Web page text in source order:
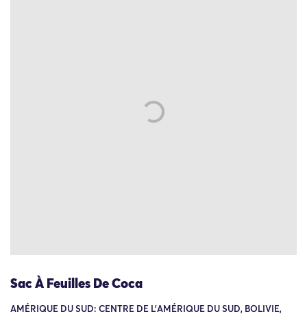
Sac À Feuilles De Coca
AMÉRIQUE DU SUD: CENTRE DE L'AMÉRIQUE DU SUD, BOLIVIE,